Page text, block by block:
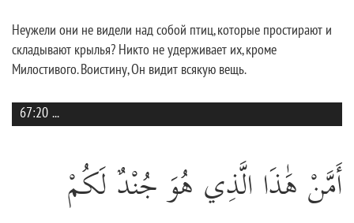
Неужели они не видели над собой птиц, которые простирают и
складывают крылья? Никто не удерживает их, кроме
Милостивого. Воистину, Он видит всякую вещь.
67:20 ...
أَمَّنْ هَٰذَا الَّذِي هُوَ جُنْدٌ لَكُمْ